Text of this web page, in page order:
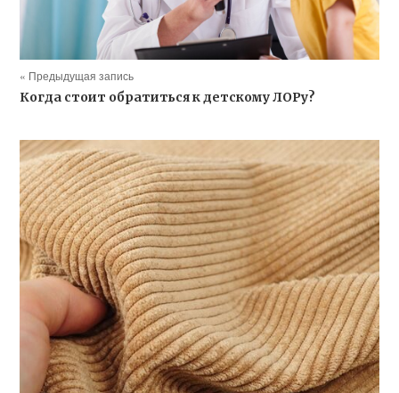
« Предыдущая запись
Когда стоит обратиться к детскому ЛОРу?